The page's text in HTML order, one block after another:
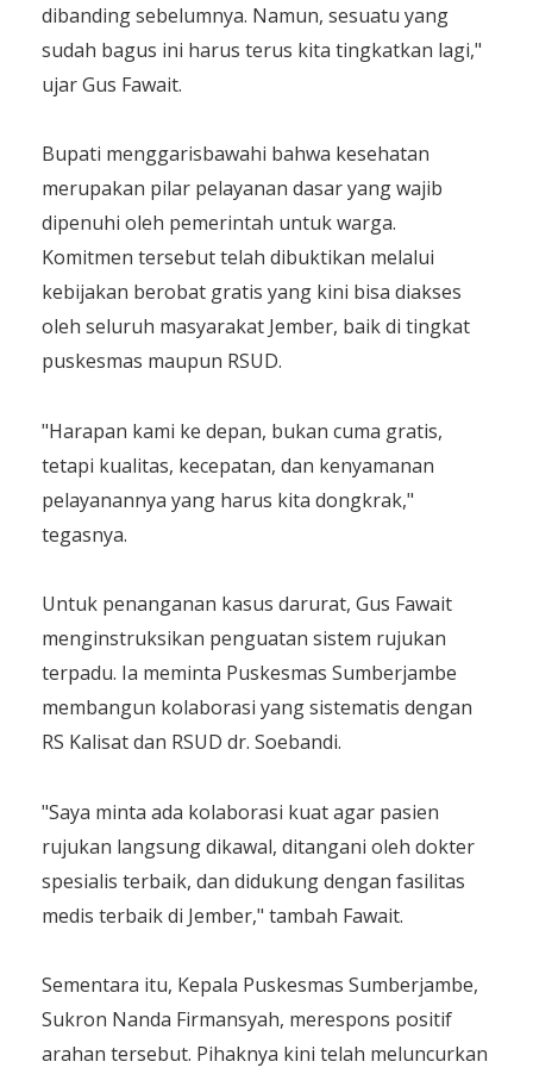
dibanding sebelumnya. Namun, sesuatu yang
sudah bagus ini harus terus kita tingkatkan lagi,"
ujar Gus Fawait.
​Bupati menggarisbawahi bahwa kesehatan
merupakan pilar pelayanan dasar yang wajib
dipenuhi oleh pemerintah untuk warga.
Komitmen tersebut telah dibuktikan melalui
kebijakan berobat gratis yang kini bisa diakses
oleh seluruh masyarakat Jember, baik di tingkat
puskesmas maupun RSUD.
​"Harapan kami ke depan, bukan cuma gratis,
tetapi kualitas, kecepatan, dan kenyamanan
pelayanannya yang harus kita dongkrak,"
tegasnya.
​Untuk penanganan kasus darurat, Gus Fawait
menginstruksikan penguatan sistem rujukan
terpadu. Ia meminta Puskesmas Sumberjambe
membangun kolaborasi yang sistematis dengan
RS Kalisat dan RSUD dr. Soebandi.
​"Saya minta ada kolaborasi kuat agar pasien
rujukan langsung dikawal, ditangani oleh dokter
spesialis terbaik, dan didukung dengan fasilitas
medis terbaik di Jember," tambah Fawait.
​Sementara itu, Kepala Puskesmas Sumberjambe,
Sukron Nanda Firmansyah, merespons positif
arahan tersebut. Pihaknya kini telah meluncurkan